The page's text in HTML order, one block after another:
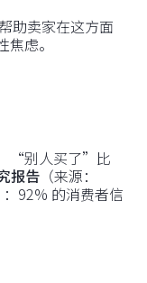
助卖家在这方面
虑。
“别人买了”比
报告 （来源：
92% 的消费者信